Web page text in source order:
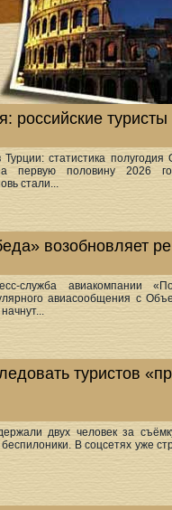
российские
Турции: статистика
первую половину 2026
стали...
возобновляет
служба авиакомпании
авиасообщения с
туристов
двух человек за
В соцсетях уже